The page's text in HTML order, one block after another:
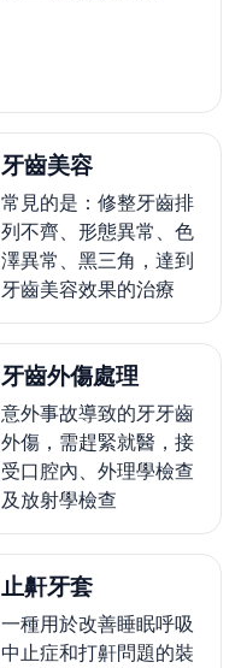
牙齒美容
常見的是：修整牙齒排
列不齊、形態異常、色
澤異常、黑三角，達到
牙齒美容效果的治療
牙齒外傷處理
意外事故導致的牙牙齒
外傷，需趕緊就醫，接
受口腔內、外理學檢查
及放射學檢查
止鼾牙套
一種用於改善睡眠呼吸
中止症和打鼾問題的裝